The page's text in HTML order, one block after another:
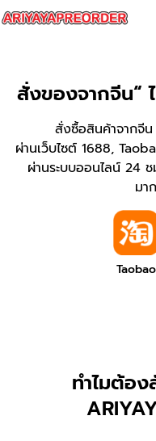
สั่งของจากจีน“
สั่งซื้อสินค้าจากจีน
ผ่านเว็บไซต์ 1688,
ผ่านระบบออนไลน์ 24
มา
Taobao
ทำไมต้อ